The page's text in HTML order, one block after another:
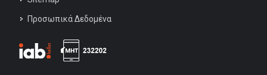
Προσωπικά Δεδομένα